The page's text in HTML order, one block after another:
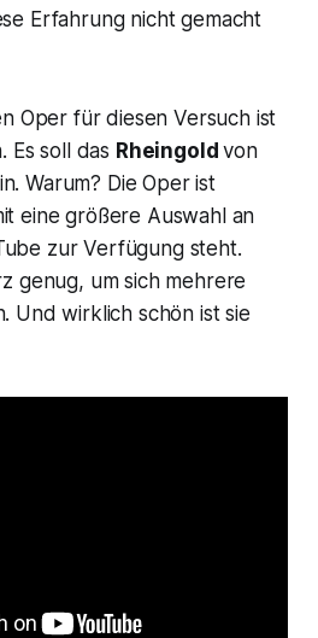
Erfahrung nicht gemacht
Oper für diesen Versuch ist
Es soll das Rheingoldvon
Warum? Die Oper ist
eine größere Auswahl an
zur Verfügung steht.
genug, um sich mehrere
Und wirklich schön ist sie